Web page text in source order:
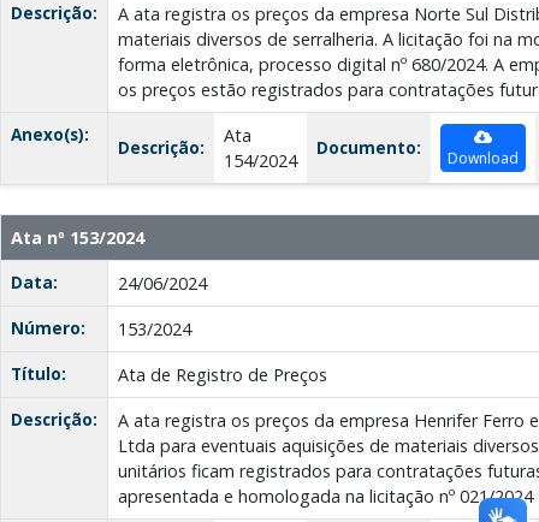
Descrição:
A ata registra os preços da empresa Norte Sul
materiais diversos de serralheria. A licitação foi na
forma eletrônica, processo digital nº 680/2024. A
os preços estão registrados para contratações
Anexo(s):
Descrição:
Ata
154/2024
Documento: Download
Ata nº 153/2024
Data:
24/06/2024
Número:
153/2024
Título:
Ata de Registro de Preços
Descrição:
A ata registra os preços da empresa Henrifer Ferro
Ltda para eventuais aquisições de materiais
unitários ficam registrados para contratações
apresentada e homologada na licitação nº 021/